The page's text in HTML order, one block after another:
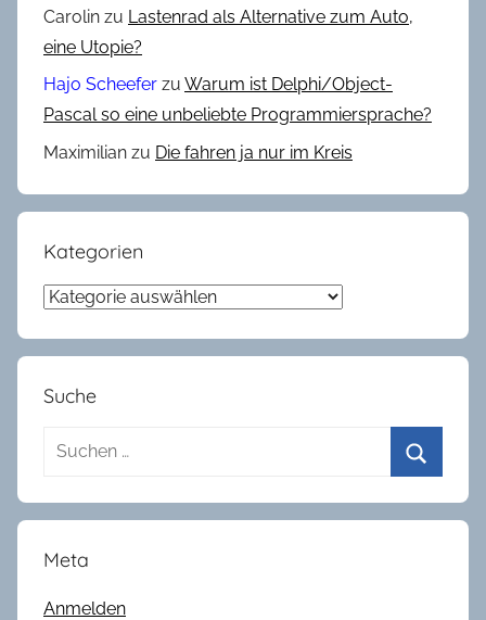
,
K
r
e
R
a
d
m
Carolin zu Lastenrad als Alternative zum Auto,
eine Utopie?
Hajo Scheefer zu Warum ist Delphi/Object-
Pascal so eine unbeliebte Programmiersprache?
Maximilian zu Die fahren ja nur im Kreis
Kategorien
Kategorien
Suche
Suchen
Meta
Anmelden